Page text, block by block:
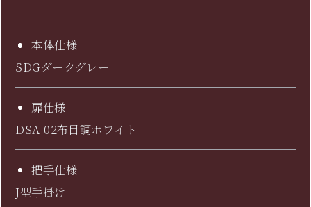
本体仕様
SDGダークグレー
扉仕様
DSA-02布目調ホワイト
把手仕様
J型手掛け